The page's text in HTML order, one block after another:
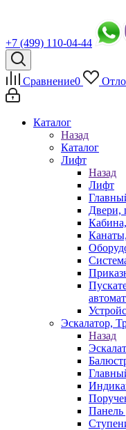
+7 (499) 110-04-44
Сравнение0
Каталог
Назад
Каталог
Лифт
Назад
Лифт
Двери,
Эскалатор,
Назад
Панель